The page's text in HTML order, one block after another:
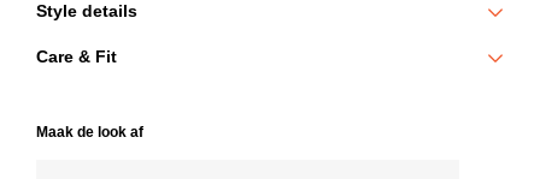
Maak de look af
Style details
Pantalon van 100% scheerwol met een verfijnde structuur en
comfortabele fit. De natuurlijke stretch en ademende eigenschappen
100% Scheerwol
Care & Fit
Wassen: naar stomerij